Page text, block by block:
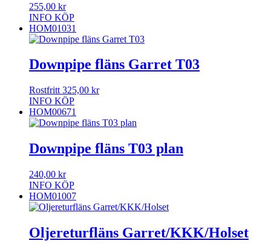
255,00 kr
INFO KÖP
HOM01031
Downpipe fläns Garret T03
Rostfritt 325,00 kr
INFO KÖP
HOM00671
Downpipe fläns T03 plan
240,00 kr
INFO KÖP
HOM01007
Oljereturfläns Garret/KKK/Holset